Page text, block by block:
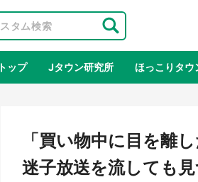
トップ Jタウン研究所 ほっこりタウ
地域×二
「買い物中に目を離
迷子放送を流しても